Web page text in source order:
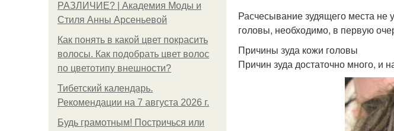
РАЗЛИЧИЕ? | Академия Моды и
Стиля Анны Арсеньевой
Как понять в какой цвет покрасить
волосы. Как подобрать цвет волос
по цветотипу внешности?
Тибетский календарь.
Рекомендации на 7 августа 2026 г.
Будь грамотным! Постричься или
Расчесывание зудящего места не
головы, необходимо, в первую
Причины зуда кожи головы
Причин зуда достаточно много,